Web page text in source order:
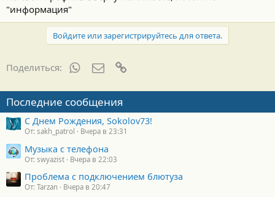
"информация"
Войдите или зарегистрируйтесь для ответа.
Поделиться: WhatsAppЭлектронная почта
Последние сообщения
С Днем Рождения, Sokolov73!
От: sakh_patrol Вчера в 23:31
Музыка с телефона
От: swyazist Вчера в 22:03
Проблема с подключением блютуза
От: Tarzan Вчера в 20:47